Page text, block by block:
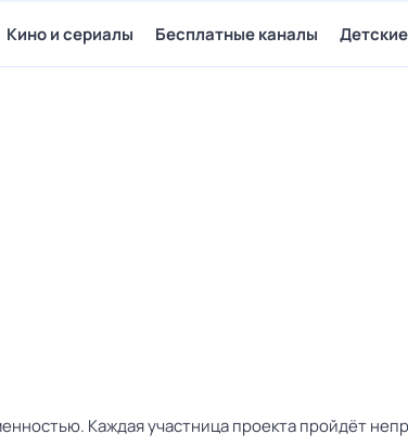
Кино и сериалы Бесплатные каналы Детские
Каждая участница проекта пройдёт